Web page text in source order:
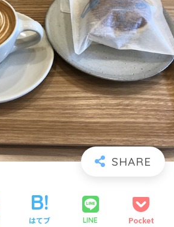
はてブ LINE Pocket